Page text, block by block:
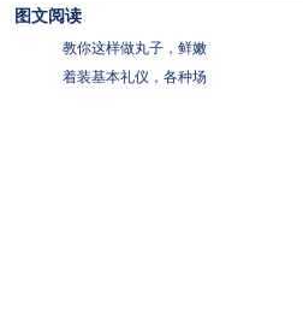
图文阅读
教你这样做丸子，鲜嫩
着装基本礼仪，各种场